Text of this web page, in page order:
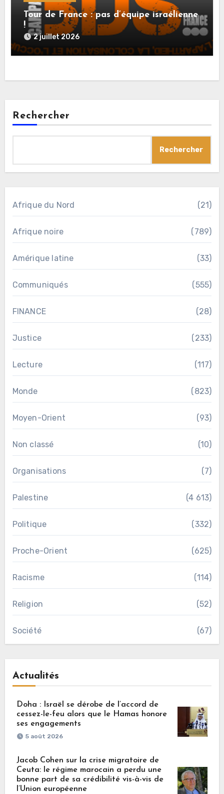
Tour de France : pas d’équipe israélienne
!
2 juillet 2026
Rechercher
Rechercher
Afrique du Nord (21)
Afrique noire (789)
Amérique latine (33)
Communiqués (555)
FINANCE (28)
Justice (233)
Lecture (117)
Monde (823)
Moyen-Orient (93)
Non classé (10)
Organisations (7)
Palestine (4 613)
Politique (332)
Proche-Orient (625)
Racisme (114)
Religion (52)
Société (67)
Actualités
Doha : Israël se dérobe de l’accord de
cessez-le-feu alors que le Hamas honore
ses engagements
5 août 2026
Jacob Cohen sur la crise migratoire de
Ceuta: le régime marocain a perdu une
bonne part de sa crédibilité vis-à-vis de
l’Union européenne